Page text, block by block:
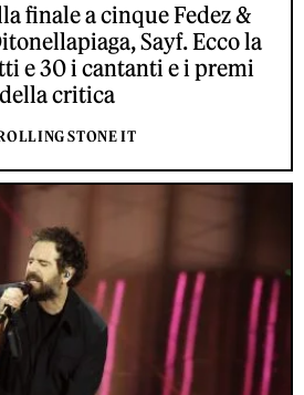
finale a cinque Fedez &
Sayf. Ecco la
e 30 i cantanti e i premi
della critica
STONE IT